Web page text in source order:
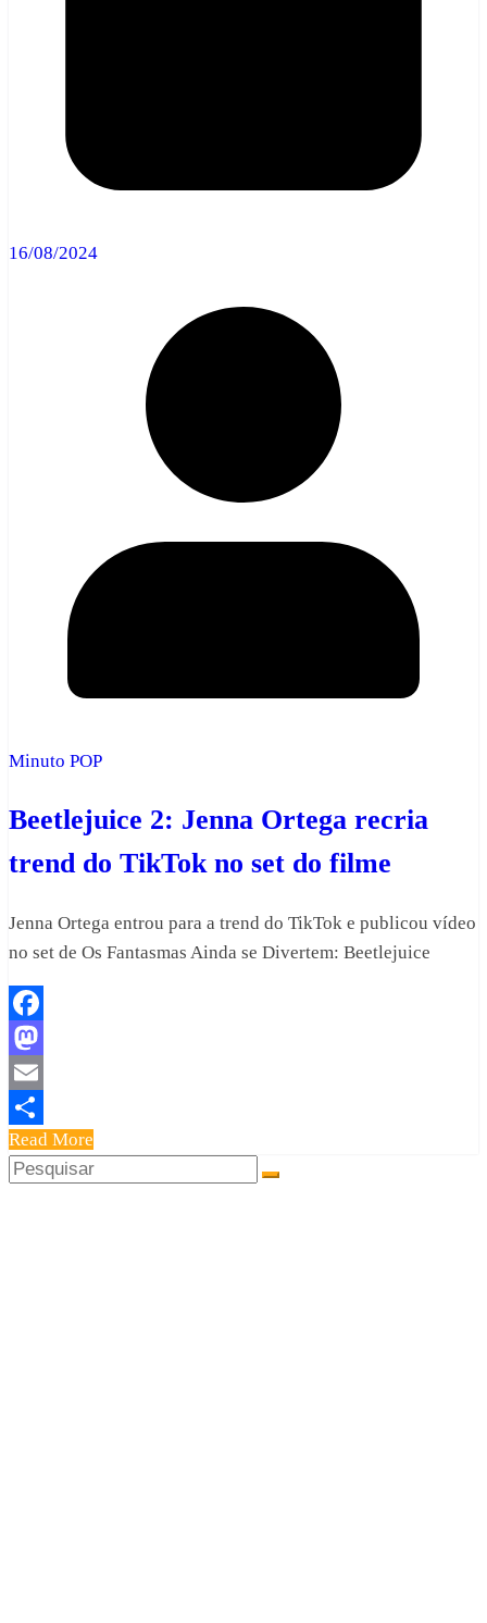
16/08/2024
Minuto POP
Beetlejuice 2: Jenna Ortega recria
trend do TikTok no set do filme
Jenna Ortega entrou para a trend do TikTok e publicou vídeo
no set de Os Fantasmas Ainda se Divertem: Beetlejuice
Facebook
Mastodon
Email
Share
Read More